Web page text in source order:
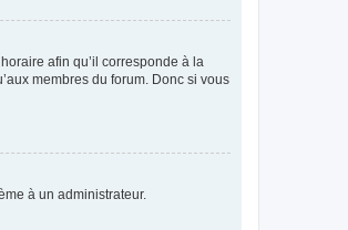
afin qu’il corresponde à la
membres du forum. Donc si vous
à un administrateur.